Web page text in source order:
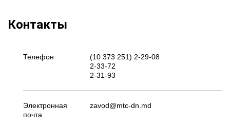
Контакты
Телефон
(10 373 251) 2-29-08
2-33-72
2-31-93
Электронная
почта
zavod@mtc-dn.md